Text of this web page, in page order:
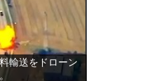
輸送をドローン